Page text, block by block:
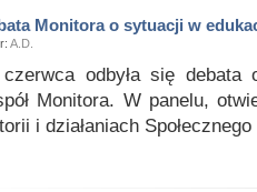
Monitora o sytuacji w
A.D.
odbyła się debata
Monitora. W panelu,
i działaniach